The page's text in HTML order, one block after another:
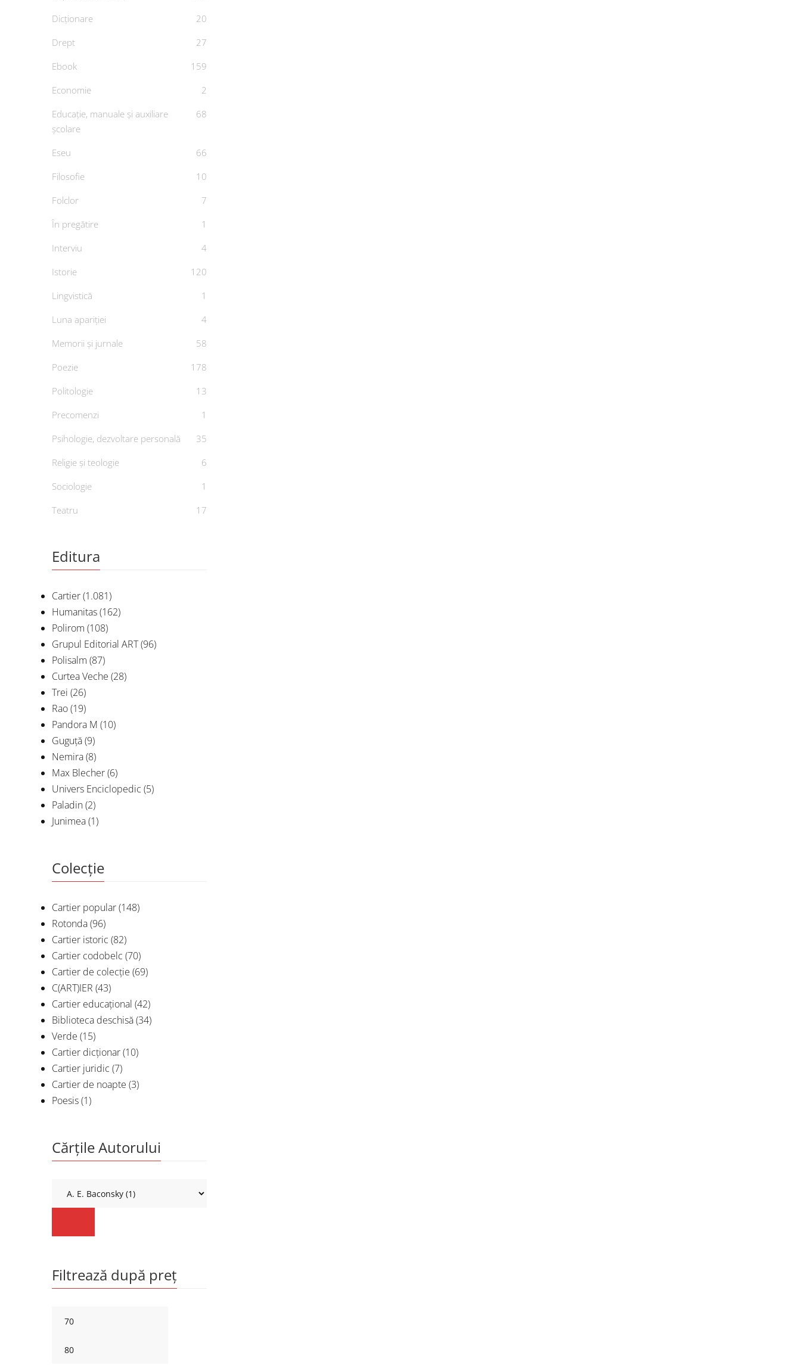
Dicționare
20
Drept
27
Ebook
159
Economie
2
Educație, manuale și auxiliare
școlare
68
Eseu
66
Filosofie
10
Folclor
7
În pregătire
1
Interviu
4
Istorie
120
Lingvistică
1
Luna apariției
4
Memorii și jurnale
58
Poezie
178
Politologie
13
Precomenzi
1
Psihologie, dezvoltare personală
35
Religie și teologie
6
Sociologie
1
Teatru
17
Editura
Cartier(1.081)
Humanitas(162)
Polirom (108)
Grupul Editorial ART(96)
Polisalm (87)
Curtea Veche (28)
Trei (26)
Rao(19)
Pandora M (10)
Guguță(9)
Nemira(8)
Max Blecher(6)
Univers Enciclopedic (5)
Paladin(2)
Junimea(1)
Colecție
Cartier popular(148)
Rotonda(96)
Cartier istoric (82)
Cartier codobelc (70)
Cartier de colecție (69)
C(ART)IER (43)
Cartier educațional (42)
Biblioteca deschisă(34)
Verde (15)
Cartier dicționar(10)
Cartier juridic (7)
Cartier de noapte (3)
Poesis(1)
Cărțile Autorului
Filtrează după preț